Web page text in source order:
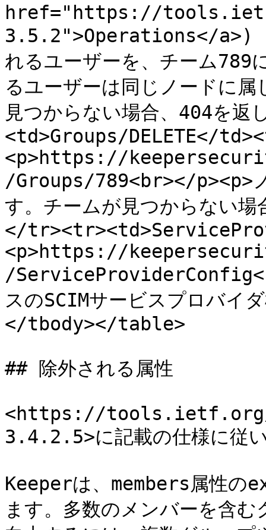
href="https://
3.5.2">Operations</a>)
れるユーザーを、チーム789
るユーザーは同じノードに
見つからない場合、404を
<td>Groups/DELETE</
<p>https://
/Groups/789<br></p><p>
す。チームが見つからない
</
<p>https://
/
スのSCIMサービスプロバ
</tbody></table>
## 除外される属性
<https://tools.ietf.org/
3.4.2.5>に記載の仕様に従
Keeperは、members属性
ます。多数のメンバーを含